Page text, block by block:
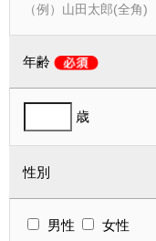
（例）山田太郎(全角)
年齢
歳
性別
男性 女性